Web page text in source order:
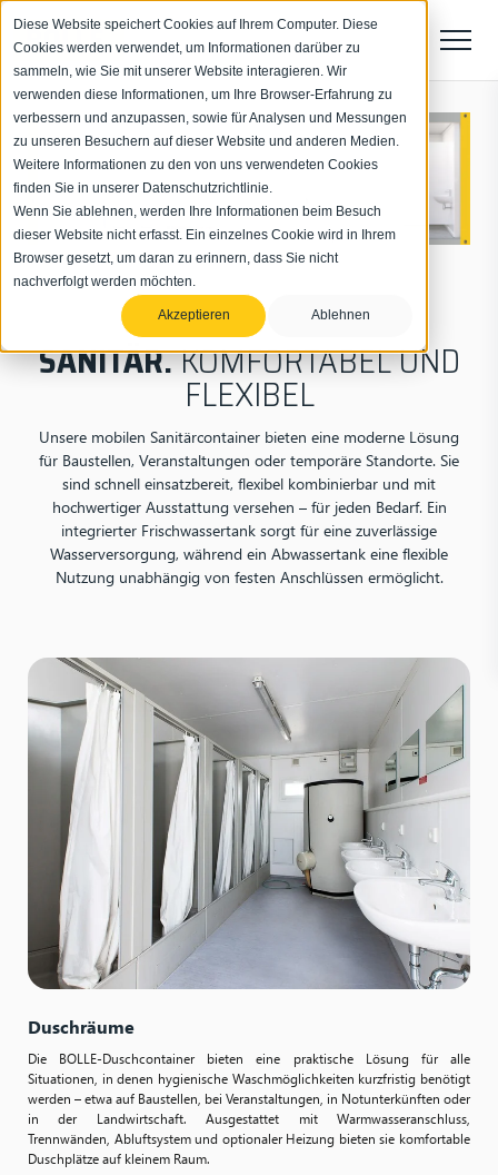
Diese Website speichert Cookies auf Ihrem Computer. Diese
Cookies werden verwendet, um Informationen darüber zu
sammeln, wie Sie mit unserer Website interagieren. Wir
verwenden diese Informationen, um Ihre Browser-Erfahrung zu
verbessern und anzupassen, sowie für Analysen und Messungen
zu unseren Besuchern auf dieser Website und anderen Medien.
Weitere Informationen zu den von uns verwendeten Cookies
finden Sie in unserer Datenschutzrichtlinie.
Wenn Sie ablehnen, werden Ihre Informationen beim Besuch
dieser Website nicht erfasst. Ein einzelnes Cookie wird in Ihrem
Browser gesetzt, um daran zu erinnern, dass Sie nicht
nachverfolgt werden möchten.
Akzeptieren Ablehnen
SANITÄR.KOMFORTABEL UND
FLEXIBEL
Unsere mobilen Sanitärcontainer bieten eine moderne Lösung
für Baustellen, Veranstaltungen oder temporäre Standorte. Sie
sind schnell einsatzbereit, flexibel kombinierbar und mit
hochwertiger Ausstattung versehen – für jeden Bedarf. Ein
integrierter Frischwassertank sorgt für eine zuverlässige
Wasserversorgung, während ein Abwassertank eine flexible
Nutzung unabhängig von festen Anschlüssen ermöglicht.
Duschräume
Die BOLLE-Duschcontainer bieten eine praktische Lösung für alle
Situationen, in denen hygienische Waschmöglichkeiten kurzfristig benötigt
werden – etwa auf Baustellen, bei Veranstaltungen, in Notunterkünften oder
in der Landwirtschaft. Ausgestattet mit Warmwasseranschluss,
Trennwänden, Abluftsystem und optionaler Heizung bieten sie komfortable
Duschplätze auf kleinem Raum.